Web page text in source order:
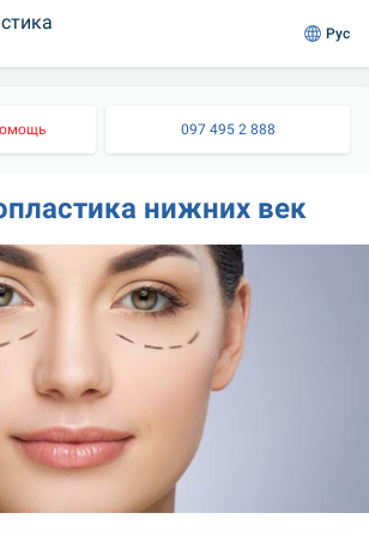
Рус
097 495 2 888
нижних век